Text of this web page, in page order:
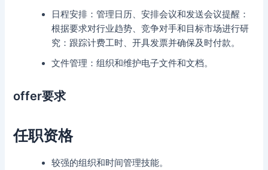
日程安排：管理日历、安排会议和发送会议提醒：
根据要求对行业趋势、竞争对手和目标市场进行研
究：跟踪计费工时、开具发票并确保及时付款。
文件管理：组织和维护电子文件和文档。
offer要求
任职资格
较强的组织和时间管理技能。